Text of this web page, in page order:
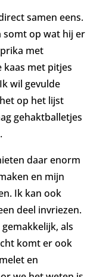
samen eens.
somt op wat hij er
met
kaas met pitjes
wil gevulde
op het lijst
gehaktballetjes
daar enorm
en mijn
Ik kan ook
deel invriezen.
als
komt er ook
en